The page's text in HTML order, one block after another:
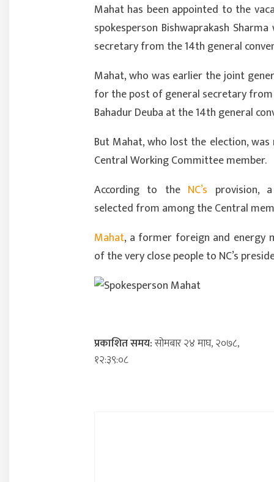
Mahat has been appointed to the
spokesperson Bishwaprakash
secretary from the 14th general
Mahat, who was earlier the joint
for the post of general secretary
Bahadur Deuba at the 14th general
But Mahat, who lost the election,
Central Working Committee member.
According to theNC’s provision,
selected from among the Central
Mahat, a former foreign and energy
of the very close people to NC’s
प्रकाशित समय:सोमबार २४ माघ, २०७८,
१२:३९:०८